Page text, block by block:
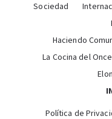
Sociedad
Haciendo
La Cocina del Once
Política de